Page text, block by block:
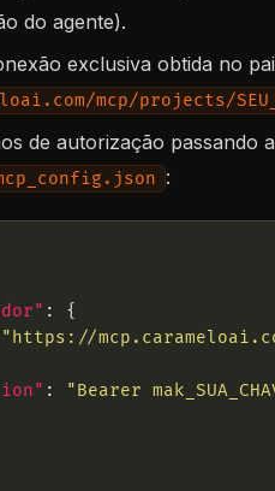
do agente).
exclusiva obtida no
mcp/projects/
de autorização passando
:
"https://
:
"Bearer